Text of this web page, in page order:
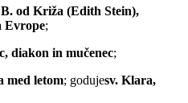
od Križa (Edith Stein),
Evrope;
diakon in mučenec;
med letom; godujesv. Klara,